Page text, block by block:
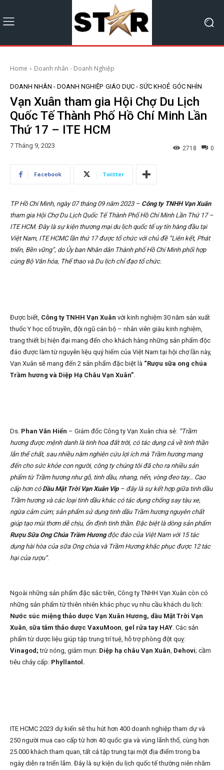
Home Doanh nhân - Doanh Nghiệp
DOANH NHÂN - DOANH NGHIỆP GIÁO DỤC - SỨC KHOẺ GÓC NHÌN
Vạn Xuân tham gia Hội Chợ Du Lịch
Quốc Tế Thành Phố Hồ Chí Minh Lần
Thứ 17 – ITE HCM
7 Tháng 9, 2023 0
2718
Facebook Twitter
TP Hồ Chí Minh, ngày 07 tháng 09 năm 2023 – Công ty TNHH Vạn Xuân
tham gia Hội Chợ Du Lịch Quốc Tế Thành Phố Hồ Chí Minh Lần Thứ 17 –
ITE HCM. Đây là sự kiện thương mại du lịch quốc tế uy tín hàng đầu tại
Việt Nam, ITE HCMC lần thứ 17 được tổ chức với chủ đề “Liên kết, Phát
triển, Bền vững”, do Ủy ban Nhân dân Thành phố Hồ Chí Minh phối hợp
cùng Bộ Văn hóa, Thể thao và Du lịch chỉ đạo tổ chức.
Được biết, Công ty TNHH Vạn Xuân với kinh nghiệm 30 năm sản xuất
thuốc Y học cổ truyền, đội ngũ cán bộ – nhân viên giàu kinh nghiệm,
trang thiết bị hiện đại mang đến cho khách hàng những sản phẩm độc
đáo được làm từ nguyên liệu quý hiếm của Việt Nam tại hội chợ lần này,
Vạn Xuân sẽ mang đến 2 sản phẩm đặc biệt là “Rượu sữa ong chúa
Trầm hương và Diệp Hạ Châu Vạn Xuân”.
Ds. Phan Văn Hiển – Giám đốc Công ty Vạn Xuân chia sẻ: “Trầm
hương được mệnh danh là tinh hoa đất trời, có tác dụng cả về tinh thần
lẫn thể chất, sau nhiều năm nghiên cứu lợi ích mà Trầm hương mang
đến cho sức khỏe con người, công ty chúng tôi đã cho ra nhiều sản
phẩm từ Trầm hương như gỗ, tinh dầu, nhang, nến, vòng đeo tay… Cao
cấp hơn có Dầu Mặt Trời Vạn Xuân Vip– đây là sự kết hợp giữa tinh dầu
Trầm hương và các loại tinh dầu khác có tác dụng chống say tàu xe,
ngừa cảm cúm; sản phẩm sử dụng tinh dầu Trầm hương nguyên chất
giúp tạo mùi thơm dễ chịu, ổn định tinh thần. Đặc biệt là dòng sản phẩm
Rượu Sữa Ong Chúa Trầm Hươngđộc đáo của Việt Nam với 15 tác
dụng hài hòa của sữa Ong chúa và Trầm Hương khắc phục được 12 tác
hại của rượu”.
Ngoài những sản phẩm đặc sắc trên, Công ty TNHH Vạn Xuân còn có
những sản phẩm từ thiên nhiên khác phục vụ nhu cầu khách du lịch:
Nước súc miệng thảo dược Vạn Xuân Hương, dầu Mặt Trời Vạn
Xuân, sữa tắm thảo dược VaxuMoon, gel rửa tay HAY. Các sản
phẩm từ dược liệu giúp tập trung trí tuệ, hỗ trợ phòng đột quỵ:
Vinagod; trừ nóng, giảm mụn: Diệp hạ châu Vạn Xuân, Dehovi; cầm
tiêu chảy cấp: Phyllantol.
ITE HCMC 2023 dự kiến sẽ thu hút hơn 400 doanh nghiệp tham dự và
250 người mua cao cấp từ hơn 40 quốc gia và vùng lãnh thổ, cùng hơn
25.000 khách tham quan, tất cả tập trung tại một địa điểm trong ba
ngày diễn ra triển lãm. Đây là sự kiện du lịch quốc tế thường niên nhằm